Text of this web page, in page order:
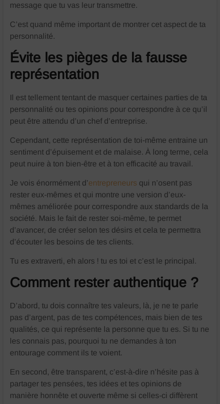
message que tu vas leur transmettre.
C’est quand même important de montrer cet aspect de ta
personnalité.
Évite les pièges de la fausse
représentation
Il est tellement tentant de masquer certaines parties de ta
personnalité ou tes opinions pour correspondre à ce qu’il
peut être attendu d’un chef d’entreprise.
Cependant, cette représentation de toi-même entraine un
sentiment d’épuisement et de malaise. À long terme, cela
peut nuire à ton bien-être et à ton efficacité au travail.
Je vois énormément d’entrepreneurs qui n’osent pas
rester eux-mêmes et qui montre une version d’eux-
mêmes améliorée pour correspondre aux standards de la
société. Mais le fait de rester soi-même, te permet
d’avancer, de créer selon tes désirs et cela te permettra
d’écouter les besoins de tes clients.
Tu es extraverti, eh alors ! tu es toi et c’est le principal.
Comment rester authentique ?
D’abord, tu dois connaître tes valeurs, là, je ne te parle
pas d’argent, pas de tes compétences, mais bien de tes
qualités, ce qui représente la personne que tu es. Si tu ne
les connais pas, pourquoi tu ne demandes à ton
entourage comment ils te voient.
En second, être transparent, c’est-à-dire n’hésite pas à
partager tes pensées, tes idées et tes opinions de
manière honnête et ouverte même si celles-ci diffèrent